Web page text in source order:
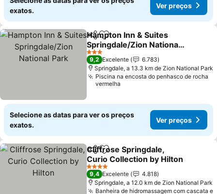
exatos.
Ver preços
PartilharAdicionar aos favoritos
Hampton Inn & Suites
Springdale/Zion National
Park
Ver preços
3 Estrelas
9,2 Excelente
6.783
Springdale, a 13.3 km de Zion National Park
Piscina na encosta do penhasco de rocha
vermelha
Selecione as datas para ver os preços
exatos.
Ver preços
PartilharAdicionar aos favoritos
Cliffrose Springdale,
Curio Collection by Hilton
Ver preços
4 Estrelas
9,4 Excelente
4.818
Springdale, a 12.0 km de Zion National Park
Banheira de hidromassagem com cascata e